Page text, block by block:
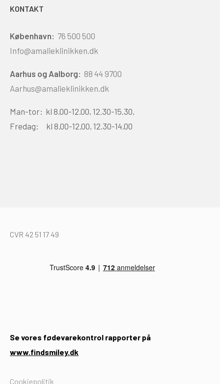
KONTAKT
København: 76 500 500
Info@amalieklinikken.dk
Aarhus og Aalborg: 88 44 9700
Aarhus@amalieklinikken.dk
Man-tor: kl 8.00-12.00, 12.30-15.30,
Fredag: kl 8.00-12.00, 12.30-14.00
CVR 42 51 17 49
Se vores fødevarekontrol rapporter på
www.findsmiley.dk
Cookiepolitik